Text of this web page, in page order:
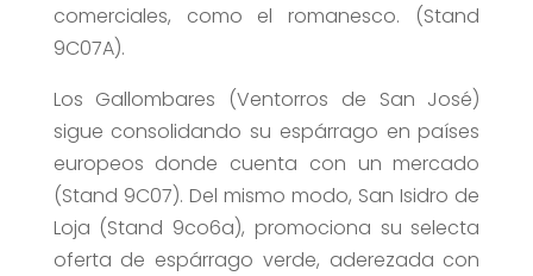
comerciales, como el romanesco. (Stand
9C07A).
Los Gallombares (Ventorros de San José)
sigue consolidando su espárrago en países
europeos donde cuenta con un mercado
(Stand 9C07). Del mismo modo, San Isidro de
Loja (Stand 9co6a), promociona su selecta
oferta de espárrago verde, aderezada con